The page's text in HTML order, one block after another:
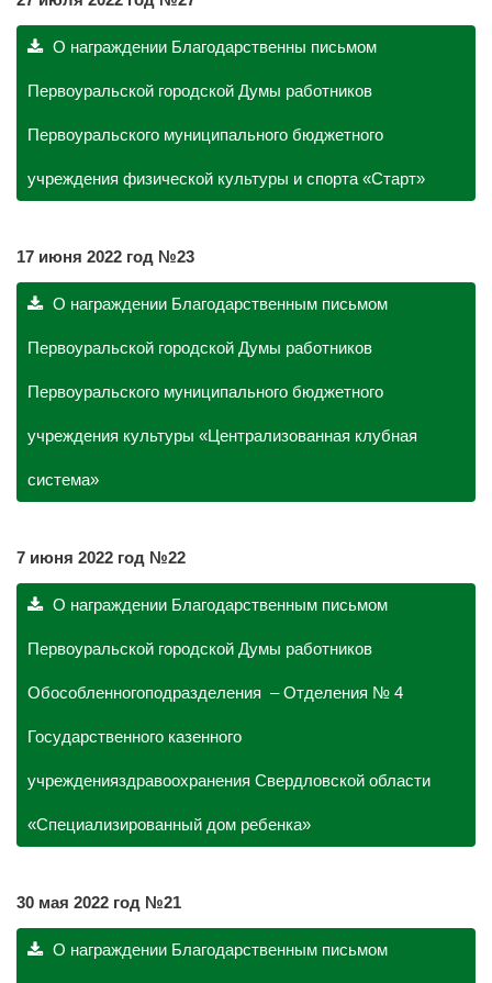
О награждении Благодарственны письмом
Первоуральской городской Думы работников
Первоуральского муниципального бюджетного
учреждения физической культуры и спорта «Старт»
17 июня 2022 год №23
О награждении Благодарственным письмом
Первоуральской городской Думы работников
Первоуральского муниципального бюджетного
учреждения культуры «Централизованная клубная
система»
7 июня 2022 год №22
О награждении Благодарственным письмом
Первоуральской городской Думы работников
Обособленногоподразделения – Отделения № 4
Государственного казенного
учрежденияздравоохранения Свердловской области
«Специализированный дом ребенка»
30 мая 2022 год №21
О награждении Благодарственным письмом